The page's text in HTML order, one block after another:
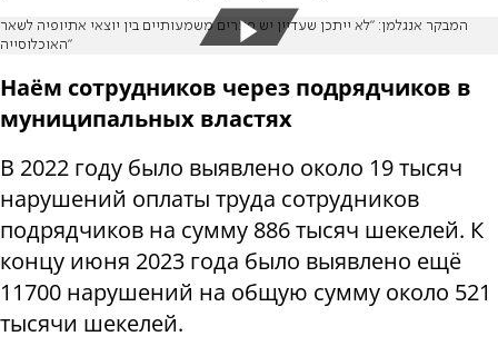
המבקר אנגלמן: "לא ייתכן שעדיין יש פערים משמעותיים בין יוצאי אתיופיה לשאר
האוכלוסייה"
Наём сотрудников через подрядчиков в
муниципальных властях
В 2022 году было выявлено около 19 тысяч
нарушений оплаты труда сотрудников
подрядчиков на сумму 886 тысяч шекелей. К
концу июня 2023 года было выявлено ещё
11700 нарушений на общую сумму около 521
тысячи шекелей.